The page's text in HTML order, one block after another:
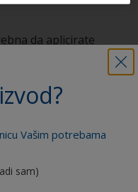
Vašim potrebama
sam)
da aplicirate